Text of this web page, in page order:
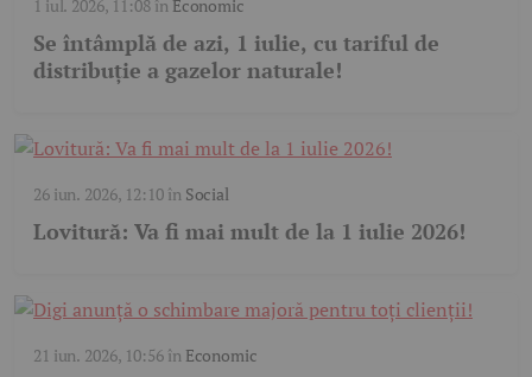
1 iul. 2026, 11:08în Economic
Se întâmplă de azi, 1 iulie, cu tariful de
distribuție a gazelor naturale!
26 iun. 2026, 12:10în Social
Lovitură: Va fi mai mult de la 1 iulie 2026!
21 iun. 2026, 10:56în Economic